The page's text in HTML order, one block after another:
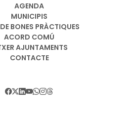
AGENDA
MUNICIPIS
BONES PRÀCTIQUES
ACORD COMÚ
AJUNTAMENTS
CONTACTE